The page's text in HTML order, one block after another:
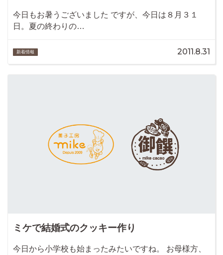
今日もお暑うございました ですが、今日は８月３１
日。夏の終わりの…
新着情報 2011.8.31
ミケで結婚式のクッキー作り
今日から小学校も始まったみたいですね。 お母様方、